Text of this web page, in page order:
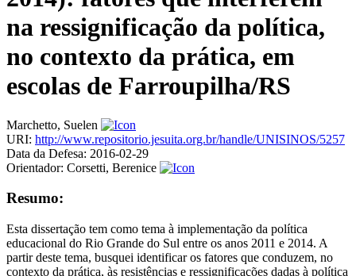
na ressignificação da política,
no contexto da prática, em
escolas de Farroupilha/RS
Marchetto, Suelen
URI: http://www.repositorio.jesuita.org.br/handle/UNISINOS/5257
Data da Defesa: 2016-02-29
Orientador: Corsetti, Berenice
Resumo:
Esta dissertação tem como tema à implementação da política
educacional do Rio Grande do Sul entre os anos 2011 e 2014. A
partir deste tema, busquei identificar os fatores que conduzem, no
contexto da prática, às resistências e ressignificações dadas à política